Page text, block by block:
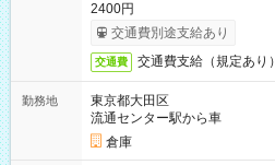
2400円
交通費別途支給あり
交通費 交通費支給（規定あり）
勤務地
東京都大田区
流通センター駅から車
倉庫